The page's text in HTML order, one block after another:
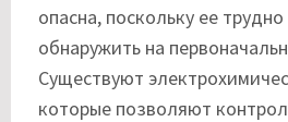
опасна, поскольку ее
обнаружить на
Существуют
которые позволяют